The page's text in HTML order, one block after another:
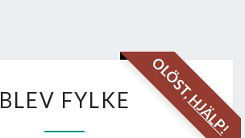
OLÖST,
HJÄLP!
FYLKE
BLEV FYLKE